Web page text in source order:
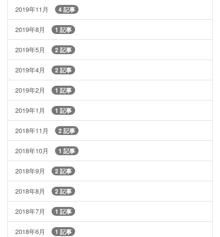
2019年11月 4 記事
2019年8月 1 記事
2019年5月 2 記事
2019年4月 2 記事
2019年2月 1 記事
2019年1月 1 記事
2018年11月 2 記事
2018年10月 1 記事
2018年9月 2 記事
2018年8月 2 記事
2018年7月 1 記事
2018年6月 1 記事